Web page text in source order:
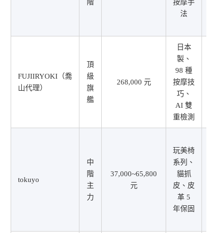
階
按摩手
法
FUJIIRYOKI（喬
山代理）
頂
級
旗
艦
268,000 元
日本
製、
98 種
按摩技
巧、
AI 雙
重檢測
tokuyo
中
階
主
力
37,000~65,800
元
玩美椅
系列、
貓抓
皮、皮
革 5
年保固